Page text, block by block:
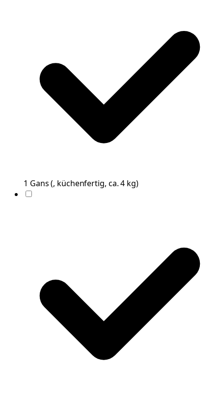
1 Gans(, küchenfertig, ca. 4 kg)